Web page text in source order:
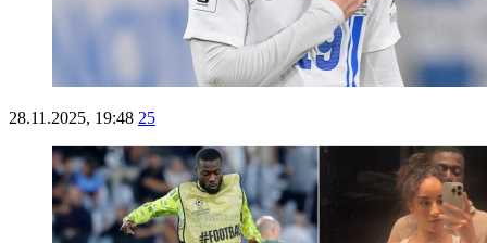
28.11.2025, 19:48 25